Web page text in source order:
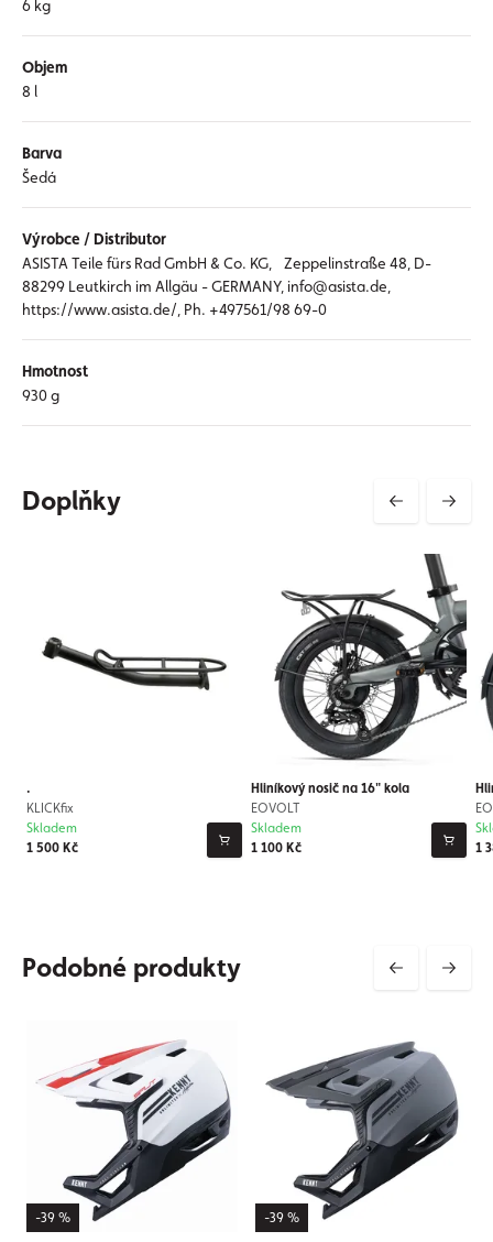
6 kg
Objem
8 l
Barva
Šedá
Výrobce / Distributor
ASISTA Teile fürs Rad GmbH & Co. KG, Zeppelinstraße 48, D-
88299 Leutkirch im Allgäu - GERMANY, info@asista.de,
https://www.asista.de/, Ph. +497561/98 69-0
Hmotnost
930 g
Doplňky
.
KLICKfix
1 500 Kč
Skladem
Hliníkový nosič na 16" kola
EOVOLT
1 100 Kč
Skladem
1
Podobné produkty
-39 % -39 %